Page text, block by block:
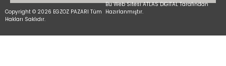
Copyright © 2026 EGZOZ PAZARI Tüm
Hakları Saklıdır.
Bu Web Sitesi ATLAS DİGİTAL Tarafından
Hazırlanmıştır.